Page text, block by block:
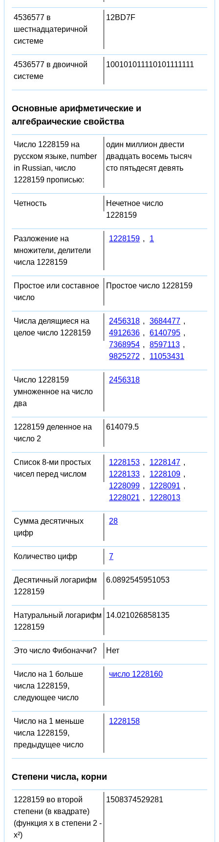
4536577 в
шестнадцатеричной
системе
12BD7F
4536577 в двоичной
системе
100101011110101111111
Основные арифметические и
алгебраические свойства
Число 1228159 на
русском языке, number
in Russian, число
1228159 прописью:
один миллион двести
двадцать восемь тысяч
сто пятьдесят девять
Четность
Нечетное число
1228159
Разложение на
множители, делители
числа 1228159
1228159 , 1
Простое или составное
число
Простое число 1228159
Числа делящиеся на
целое число 1228159
2456318 , 3684477 ,
4912636 , 6140795 ,
7368954 , 8597113 ,
9825272 , 11053431
Число 1228159
умноженное на число
два
2456318
1228159 деленное на
число 2
614079.5
Список 8-ми простых
чисел перед числом
1228153 , 1228147 ,
1228133 , 1228109 ,
1228099 , 1228091 ,
1228021 , 1228013
Сумма десятичных
цифр
28
Количество цифр 7
Десятичный логарифм
1228159
6.0892545951053
Натуральный логарифм
1228159
14.021026858135
Это число Фибоначчи? Нет
Число на 1 больше
числа 1228159,
следующее число
число 1228160
Число на 1 меньше
числа 1228159,
предыдущее число
1228158
Степени числа, корни
1228159 во второй
степени (в квадрате)
(функция x в степени 2 -
x²)
1508374529281